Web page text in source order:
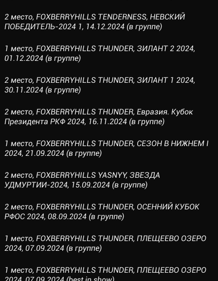
2 место, FOXBERRYHILLS TENDERNESS, НЕВСКИЙ
ПОБЕДИТЕЛЬ-2024 1, 14.12.2024 (в группе)
1 место, FOXBERRYHILLS THUNDER, ЗИЛАНТ 2 2024,
01.12.2024 (в группе)
2 место, FOXBERRYHILLS THUNDER, ЗИЛАНТ 1 2024,
30.11.2024 (в группе)
2 место, FOXBERRYHILLS THUNDER, Евразия. Кубок
Президента РКФ 2024, 16.11.2024 (в группе)
1 место, FOXBERRYHILLS THUNDER, СЕЗОН В НИЖНЕМ I
2024, 21.09.2024 (в группе)
2 место, FOXBERRYHILLS YASNYY, ЗВЕЗДА
УДМУРТИИ-2024, 15.09.2024 (в группе)
2 место, FOXBERRYHILLS THUNDER, ОСЕННИЙ КУБОК
РФОС 2024, 08.09.2024 (в группе)
1 место, FOXBERRYHILLS THUNDER, ПЛЕЩЕЕВО ОЗЕРО
2024, 07.09.2024 (в группе)
1 место, FOXBERRYHILLS THUNDER, ПЛЕЩЕЕВО ОЗЕРО